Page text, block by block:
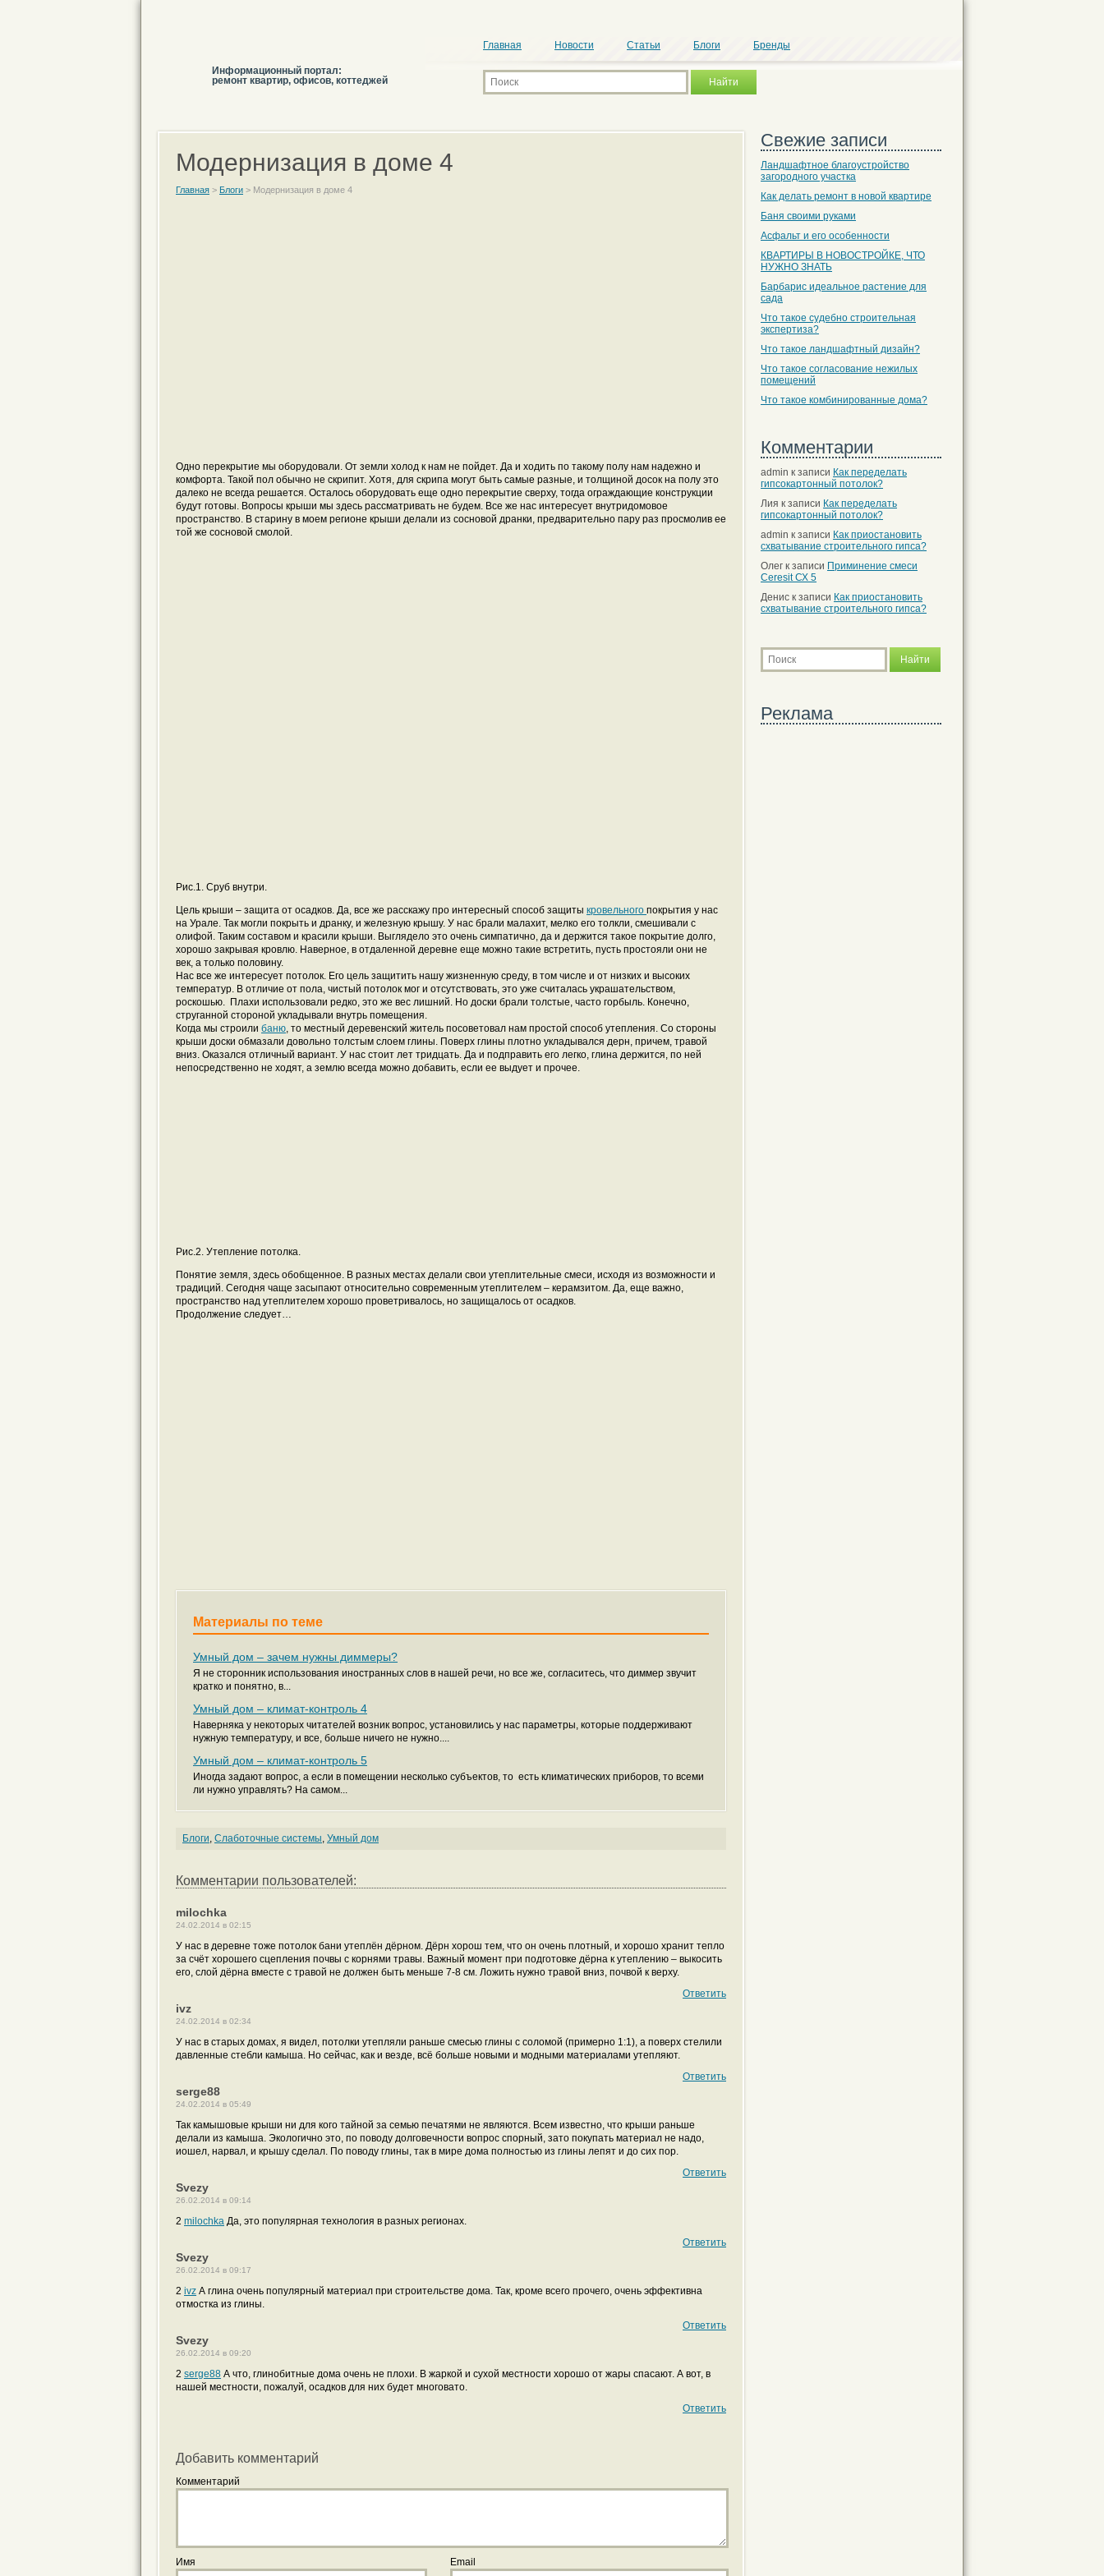
Информационный портал:
ремонт квартир, офисов, коттеджей
Главная Новости Статьи Блоги Бренды
Модернизация в доме 4
Главная > Блоги > Модернизация в доме 4
Одно перекрытие мы оборудовали. От земли холод к нам не пойдет. Да и ходить по такому полу нам надежно и
комфорта. Такой пол обычно не скрипит. Хотя, для скрипа могут быть самые разные, и толщиной досок на полу это
далеко не всегда решается. Осталось оборудовать еще одно перекрытие сверху, тогда ограждающие конструкции
будут готовы. Вопросы крыши мы здесь рассматривать не будем. Все же нас интересует внутридомовое
пространство. В старину в моем регионе крыши делали из сосновой дранки, предварительно пару раз просмолив ее
той же сосновой смолой.
Рис.1. Сруб внутри.
Цель крыши – защита от осадков. Да, все же расскажу про интересный способ защиты кровельного покрытия у нас
на Урале. Так могли покрыть и дранку, и железную крышу. У нас брали малахит, мелко его толкли, смешивали с
олифой. Таким составом и красили крыши. Выглядело это очень симпатично, да и держится такое покрытие долго,
хорошо закрывая кровлю. Наверное, в отдаленной деревне еще можно такие встретить, пусть простояли они не
век, а только половину.
Нас все же интересует потолок. Его цель защитить нашу жизненную среду, в том числе и от низких и высоких
температур. В отличие от пола, чистый потолок мог и отсутствовать, это уже считалась украшательством,
роскошью. Плахи использовали редко, это же вес лишний. Но доски брали толстые, часто горбыль. Конечно,
струганной стороной укладывали внутрь помещения.
Когда мы строили баню, то местный деревенский житель посоветовал нам простой способ утепления. Со стороны
крыши доски обмазали довольно толстым слоем глины. Поверх глины плотно укладывался дерн, причем, травой
вниз. Оказался отличный вариант. У нас стоит лет тридцать. Да и подправить его легко, глина держится, по ней
непосредственно не ходят, а землю всегда можно добавить, если ее выдует и прочее.
Рис.2. Утепление потолка.
Понятие земля, здесь обобщенное. В разных местах делали свои утеплительные смеси, исходя из возможности и
традиций. Сегодня чаще засыпают относительно современным утеплителем – керамзитом. Да, еще важно,
пространство над утеплителем хорошо проветривалось, но защищалось от осадков.
Продолжение следует…
Материалы по теме
Умный дом – зачем нужны диммеры?
Я не сторонник использования иностранных слов в нашей речи, но все же, согласитесь, что диммер звучит
кратко и понятно, в...
Умный дом – климат-контроль 4
Наверняка у некоторых читателей возник вопрос, установились у нас параметры, которые поддерживают
нужную температуру, и все, больше ничего не нужно....
Умный дом – климат-контроль 5
Иногда задают вопрос, а если в помещении несколько субъектов, то есть климатических приборов, то всеми
ли нужно управлять? На самом...
Блоги, Слаботочные системы, Умный дом
Комментарии пользователей:
milochka
24.02.2014 в 02:15
У нас в деревне тоже потолок бани утеплён дёрном. Дёрн хорош тем, что он очень плотный, и хорошо хранит тепло
за счёт хорошего сцепления почвы с корнями травы. Важный момент при подготовке дёрна к утеплению – выкосить
его, слой дёрна вместе с травой не должен быть меньше 7-8 см. Ложить нужно травой вниз, почвой к верху.
Ответить
ivz
24.02.2014 в 02:34
У нас в старых домах, я видел, потолки утепляли раньше смесью глины с соломой (примерно 1:1), а поверх стелили
давленные стебли камыша. Но сейчас, как и везде, всё больше новыми и модными материалами утепляют.
Ответить
serge88
24.02.2014 в 05:49
Так камышовые крыши ни для кого тайной за семью печатями не являются. Всем известно, что крыши раньше
делали из камыша. Экологично это, по поводу долговечности вопрос спорный, зато покупать материал не надо,
иошел, нарвал, и крышу сделал. По поводу глины, так в мире дома полностью из глины лепят и до сих пор.
Ответить
Svezy
26.02.2014 в 09:14
2 milochka Да, это популярная технология в разных регионах.
Ответить
Svezy
26.02.2014 в 09:17
2 ivz А глина очень популярный материал при строительстве дома. Так, кроме всего прочего, очень эффективна
отмостка из глины.
Ответить
Svezy
26.02.2014 в 09:20
2 serge88 А что, глинобитные дома очень не плохи. В жаркой и сухой местности хорошо от жары спасают. А вот, в
нашей местности, пожалуй, осадков для них будет многовато.
Ответить
Добавить комментарий
Комментарий
Имя Email
Свежие записи
Ландшафтное благоустройство
загородного участка
Как делать ремонт в новой квартире
Баня своими руками
Асфальт и его особенности
КВАРТИРЫ В НОВОСТРОЙКЕ, ЧТО
НУЖНО ЗНАТЬ
Барбарис идеальное растение для
сада
Что такое судебно строительная
экспертиза?
Что такое ландшафтный дизайн?
Что такое согласование нежилых
помещений
Что такое комбинированные дома?
Комментарии
admin к записи Как переделать
гипсокартонный потолок?
Лия к записи Как переделать
гипсокартонный потолок?
admin к записи Как приостановить
схватывание строительного гипса?
Олег к записи Приминение смеси
Ceresit СХ 5
Денис к записи Как приостановить
схватывание строительного гипса?
Реклама